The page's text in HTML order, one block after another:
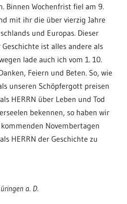
Binnen Wochenfrist fiel am 9.
mit ihr die über vierzig Jahre
und Europas. Dieser
ist alles andere als
lade auch ich vom 1. 10.
Feiern und Beten. So, wie
unseren Schöpfergott preisen
HERRN über Leben und Tod
bekennen, so haben wir
Novembertagen
HERRN der Geschichte zu
a. D.